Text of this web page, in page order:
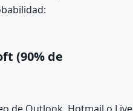
(90% de